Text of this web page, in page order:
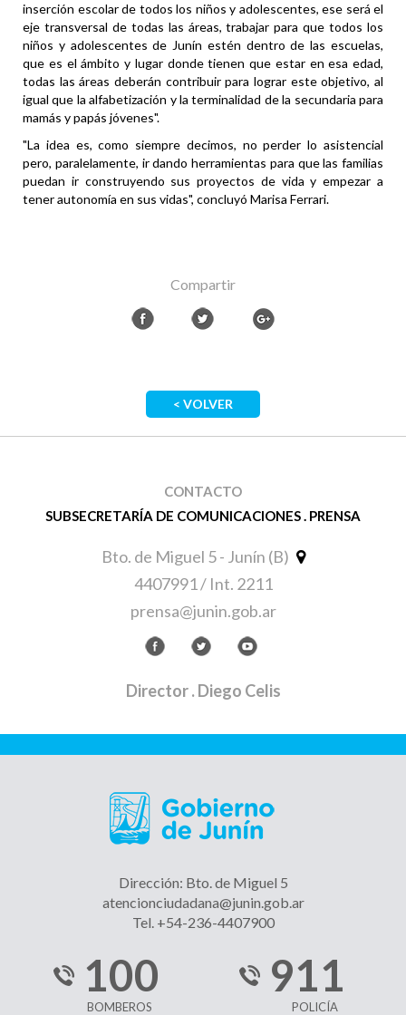
inserción escolar de todos los niños y adolescentes, ese será el
eje transversal de todas las áreas, trabajar para que todos los
niños y adolescentes de Junín estén dentro de las escuelas,
que es el ámbito y lugar donde tienen que estar en esa edad,
todas las áreas deberán contribuir para lograr este objetivo, al
igual que la alfabetización y la terminalidad de la secundaria para
mamás y papás jóvenes".
"La idea es, como siempre decimos, no perder lo asistencial
pero, paralelamente, ir dando herramientas para que las familias
puedan ir construyendo sus proyectos de vida y empezar a
tener autonomía en sus vidas", concluyó Marisa Ferrari.
Compartir
< VOLVER
CONTACTO
SUBSECRETARÍA DE COMUNICACIONES . PRENSA
Bto. de Miguel 5 - Junín (B)
4407991 / Int. 2211
prensa@junin.gob.ar
Director. Diego Celis
Dirección: Bto. de Miguel 5
atencionciudadana@junin.gob.ar
Tel. +54-236-4407900
100
BOMBEROS
911
POLICÍA